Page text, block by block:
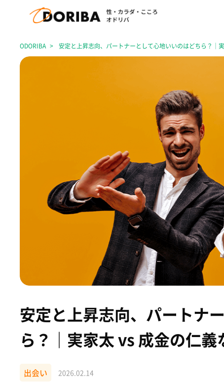
ODORIBA 安定と上昇志向、パートナーとして心地いいのはどちら？｜
安定と上昇志向、パートナ
ら？｜実家太 vs 成金の仁義
出会い 2026.02.14